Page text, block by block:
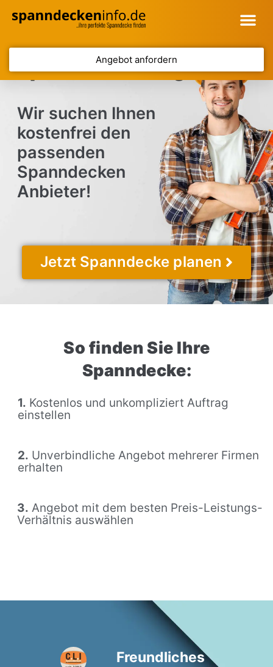
Angebot anfordern
Spanndecke Langenfeld
Wir suchen Ihnen
kostenfrei den
passenden
Spanndecken
Anbieter!
Jetzt Spanndecke planen
So finden Sie Ihre
Spanndecke:
1. Kostenlos und unkompliziert Auftrag
einstellen
2. Unverbindliche Angebot mehrerer Firmen
erhalten
3. Angebot mit dem besten Preis-Leistungs-
Verhältnis auswählen
Freundliches